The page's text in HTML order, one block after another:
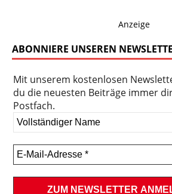
Anzeige
ABONNIERE UNSEREN
Mit unserem kostenlosen
du die neuesten Beiträge immer
Postfach.